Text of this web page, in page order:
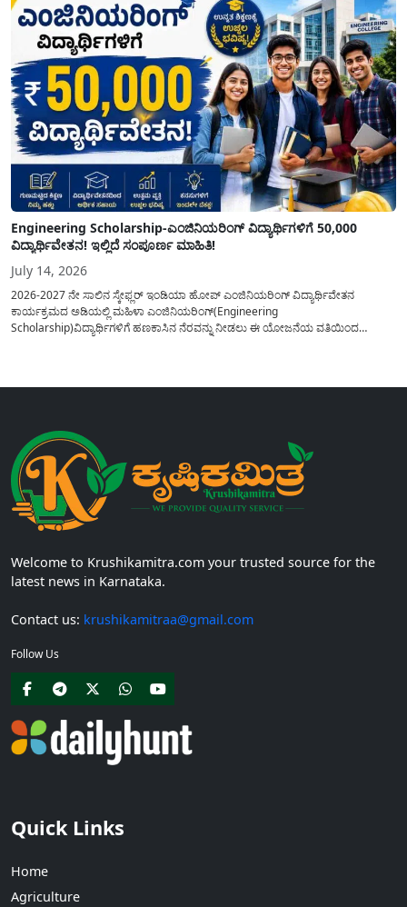
Engineering Scholarship-ಎಂಜಿನಿಯರಿಂಗ್ ವಿದ್ಯಾರ್ಥಿಗಳಿಗೆ 50,000
ವಿದ್ಯಾರ್ಥಿವೇತನ! ಇಲ್ಲಿದೆ ಸಂಪೂರ್ಣ ಮಾಹಿತಿ!
July 14, 2026
2026-2027 ನೇ ಸಾಲಿನ ಸ್ಕೇಫ್ಲರ್ ಇಂಡಿಯಾ ಹೋಪ್ ಎಂಜಿನಿಯರಿಂಗ್ ವಿದ್ಯಾರ್ಥಿವೇತನ
ಕಾರ್ಯಕ್ರಮದ ಅಡಿಯಲ್ಲಿ ಮಹಿಳಾ ಎಂಜಿನಿಯರಿಂಗ್(Engineering
Scholarship)ವಿದ್ಯಾರ್ಥಿಗಳಿಗೆ ಹಣಕಾಸಿನ ನೆರವನ್ನು ನೀಡಲು ಈ ಯೋಜನೆಯ ವತಿಯಿಂದ
Welcome to Krushikamitra.com your trusted source for the
latest news in Karnataka.
Contact us: krushikamitraa@gmail.com
Follow Us
Quick Links
Home
Agriculture